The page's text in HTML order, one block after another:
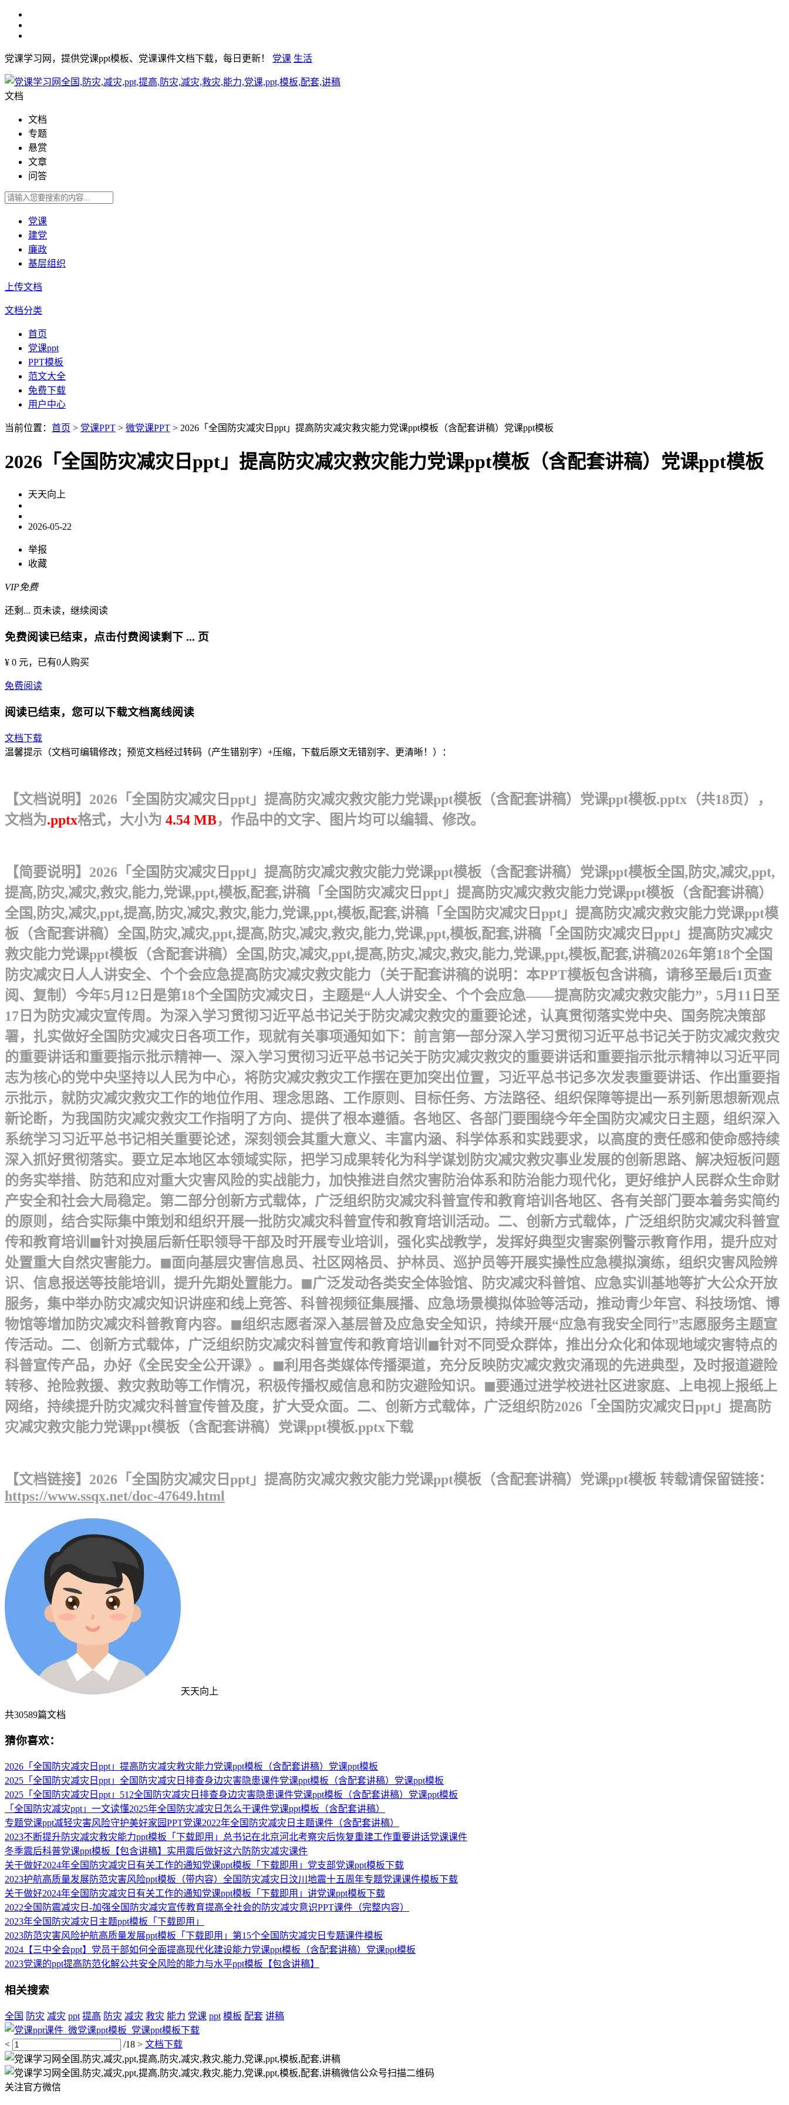
党课学习网，提供党课ppt模板、党课课件文档下载，每日更新！ 党课 生活
文档
文档
专题
悬赏
文章
问答
党课
建党
廉政
基层组织
上传文档
文档分类
首页
党课ppt
PPT模板
范文大全
免费下载
用户中心
当前位置： 首页 > 党课PPT > 微党课PPT > 2026「全国防灾减灾日ppt」提高防灾减灾救灾能力党课ppt模板（含配套讲稿）党课ppt模板
2026「全国防灾减灾日ppt」提高防灾减灾救灾能力党课ppt模板（含配套讲稿）党课ppt模板
天天向上
2026-05-22
举报
收藏
VIP免费
还剩 ... 页未读， 继续阅读
免费阅读已结束，点击付费阅读剩下 ... 页
¥ 0 元，已有0人购买
免费阅读
阅读已结束，您可以下载文档离线阅读
文档下载
温馨提示（文档可编辑修改；预览文档经过转码（产生错别字）+压缩，下载后原文无错别字、更清晰！）：
【文档说明】2026「全国防灾减灾日ppt」提高防灾减灾救灾能力党课ppt模板（含配套讲稿）党课ppt模板.pptx（共18页），
文档为.pptx格式，大小为 4.54 MB，作品中的文字、图片均可以编辑、修改。
【简要说明】2026「全国防灾减灾日ppt」提高防灾减灾救灾能力党课ppt模板（含配套讲稿）党课ppt模板全国,防灾,减灾,ppt,
提高,防灾,减灾,救灾,能力,党课,ppt,模板,配套,讲稿「全国防灾减灾日ppt」提高防灾减灾救灾能力党课ppt模板（含配套讲稿）
全国,防灾,减灾,ppt,提高,防灾,减灾,救灾,能力,党课,ppt,模板,配套,讲稿「全国防灾减灾日ppt」提高防灾减灾救灾能力党课ppt模
板（含配套讲稿）全国,防灾,减灾,ppt,提高,防灾,减灾,救灾,能力,党课,ppt,模板,配套,讲稿「全国防灾减灾日ppt」提高防灾减灾
救灾能力党课ppt模板（含配套讲稿）全国,防灾,减灾,ppt,提高,防灾,减灾,救灾,能力,党课,ppt,模板,配套,讲稿 2026年第18个全国
防灾减灾日人人讲安全、个个会应急提高防灾减灾救灾能力（关于配套讲稿的说明：本PPT模板包含讲稿，请移至最后1页查
阅、复制） 今年5月12日是第18个全国防灾减灾日，主题是“人人讲安全、个个会应急——提高防灾减灾救灾能力”，5月11日至
17日为防灾减灾宣传周。为深入学习贯彻习近平总书记关于防灾减灾救灾的重要论述，认真贯彻落实党中央、国务院决策部
署，扎实做好全国防灾减灾日各项工作，现就有关事项通知如下：前言 第一部分深入学习贯彻习近平总书记关于防灾减灾救灾
的重要讲话和重要指示批示精神 一、深入学习贯彻习近平总书记关于防灾减灾救灾的重要讲话和重要指示批示精神以习近平同
志为核心的党中央坚持以人民为中心，将防灾减灾救灾工作摆在更加突出位置，习近平总书记多次发表重要讲话、作出重要指
示批示，就防灾减灾救灾工作的地位作用、理念思路、工作原则、目标任务、方法路径、组织保障等提出一系列新思想新观点
新论断，为我国防灾减灾救灾工作指明了方向、提供了根本遵循。各地区、各部门要围绕今年全国防灾减灾日主题，组织深入
系统学习习近平总书记相关重要论述，深刻领会其重大意义、丰富内涵、科学体系和实践要求，以高度的责任感和使命感持续
深入抓好贯彻落实。要立足本地区本领域实际，把学习成果转化为科学谋划防灾减灾救灾事业发展的创新思路、解决短板问题
的务实举措、防范和应对重大灾害风险的实战能力，加快推进自然灾害防治体系和防治能力现代化，更好维护人民群众生命财
产安全和社会大局稳定。 第二部分创新方式载体，广泛组织防灾减灾科普宣传和教育培训 各地区、各有关部门要本着务实简约
的原则，结合实际集中策划和组织开展一批防灾减灾科普宣传和教育培训活动。二、创新方式载体，广泛组织防灾减灾科普宣
传和教育培训 ◼针对换届后新任职领导干部及时开展专业培训，强化实战教学，发挥好典型灾害案例警示教育作用，提升应对
处置重大自然灾害能力。◼面向基层灾害信息员、社区网格员、护林员、巡护员等开展实操性应急模拟演练，组织灾害风险辨
识、信息报送等技能培训，提升先期处置能力。◼广泛发动各类安全体验馆、防灾减灾科普馆、应急实训基地等扩大公众开放
服务，集中举办防灾减灾知识讲座和线上竞答、科普视频征集展播、应急场景模拟体验等活动，推动青少年宫、科技场馆、博
物馆等增加防灾减灾科普教育内容。◼组织志愿者深入基层普及应急安全知识，持续开展“应急有我安全同行”志愿服务主题宣
传活动。二、创新方式载体，广泛组织防灾减灾科普宣传和教育培训 ◼针对不同受众群体，推出分众化和体现地域灾害特点的
科普宣传产品，办好《全民安全公开课》。◼利用各类媒体传播渠道，充分反映防灾减灾救灾涌现的先进典型，及时报道避险
转移、抢险救援、救灾救助等工作情况，积极传播权威信息和防灾避险知识。◼要通过进学校进社区进家庭、上电视上报纸上
网络，持续提升防灾减灾科普宣传普及度，扩大受众面。二、创新方式载体，广泛组织防2026「全国防灾减灾日ppt」提高防
灾减灾救灾能力党课ppt模板（含配套讲稿）党课ppt模板.pptx下载
【文档链接】2026「全国防灾减灾日ppt」提高防灾减灾救灾能力党课ppt模板（含配套讲稿）党课ppt模板 转载请保留链接：
https://www.ssqx.net/doc-47649.html
天天向上
共30589篇文档
猜你喜欢：
2026「全国防灾减灾日ppt」提高防灾减灾救灾能力党课ppt模板（含配套讲稿）党课ppt模板
2025「全国防灾减灾日ppt」全国防灾减灾日排查身边灾害隐患课件党课ppt模板（含配套讲稿）党课ppt模板
2025「全国防灾减灾日ppt」512全国防灾减灾日排查身边灾害隐患课件党课ppt模板（含配套讲稿）党课ppt模板
「全国防灾减灾ppt」一文读懂2025年全国防灾减灾日怎么干课件党课ppt模板（含配套讲稿）
专题党课ppt减轻灾害风险守护美好家园PPT党课2022年全国防灾减灾日主题课件（含配套讲稿）
2023不断提升防灾减灾救灾能力ppt模板「下载即用」总书记在北京河北考察灾后恢复重建工作重要讲话党课课件
冬季震后科普党课ppt模板【包含讲稿】实用震后做好这六防防灾减灾课件
关于做好2024年全国防灾减灾日有关工作的通知党课ppt模板「下载即用」党支部党课ppt模板下载
2023护航高质量发展防范灾害风险ppt模板（带内容）全国防灾减灾日汶川地震十五周年专题党课课件模板下载
关于做好2024年全国防灾减灾日有关工作的通知党课ppt模板「下载即用」讲党课ppt模板下载
2022全国防震减灾日-加强全国防灾减灾宣传教育提高全社会的防灾减灾意识PPT课件（完整内容）
2023年全国防灾减灾日主题ppt模板「下载即用」
2023防范灾害风险护航高质量发展ppt模板「下载即用」第15个全国防灾减灾日专题课件模板
2024【三中全会ppt】党员干部如何全面提高现代化建设能力党课ppt模板（含配套讲稿）党课ppt模板
2023党课的ppt提高防范化解公共安全风险的能力与水平ppt模板【包含讲稿】
相关搜索
全国 防灾 减灾 ppt 提高 防灾 减灾 救灾 能力 党课 ppt 模板 配套 讲稿
< /18 > 文档下载
扫描二维码
关注官方微信